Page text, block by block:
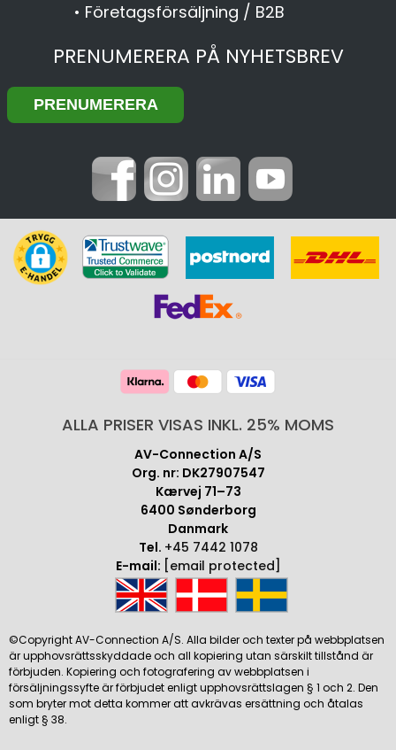
• Företagsförsäljning / B2B
PRENUMERERA PÅ NYHETSBREV
ALLA PRISER VISAS INKL. 25% MOMS
AV-Connection A/S
Org. nr: DK27907547
Kærvej 71–73
6400 Sønderborg
Danmark
Tel. +45 7442 1078
E-mail: [email protected]
©Copyright AV-Connection A/S. Alla bilder och texter på webbplatsen
är upphovsrättsskyddade och all kopiering utan särskilt tillstånd är
förbjuden. Kopiering och fotografering av webbplatsen i
försäljningssyfte är förbjudet enligt upphovsrättslagen § 1 och 2. Den
som bryter mot detta kommer att avkrävas ersättning och åtalas
enligt § 38.